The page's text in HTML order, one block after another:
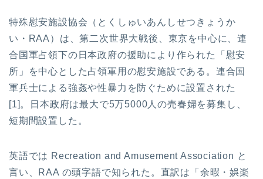
特殊慰安施設協会（とくしゅいあんしせつきょうか
い・RAA）は、第二次世界大戦後、東京を中心に、連
合国軍占領下の日本政府の援助により作られた「慰安
所」を中心とした占領軍用の慰安施設である。連合国
軍兵士による強姦や性暴力を防ぐために設置された
[1]。日本政府は最大で5万5000人の売春婦を募集し、
短期間設置した。
英語では Recreation and Amusement Association と
言い、RAA の頭字語で知られた。直訳は「余暇・娯楽